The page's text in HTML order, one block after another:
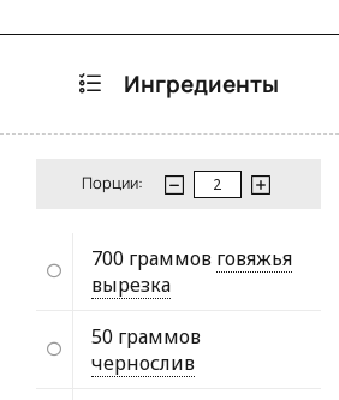
Ингредиенты
Порции:
700 граммов говяжья
вырезка
50 граммов
чернослив